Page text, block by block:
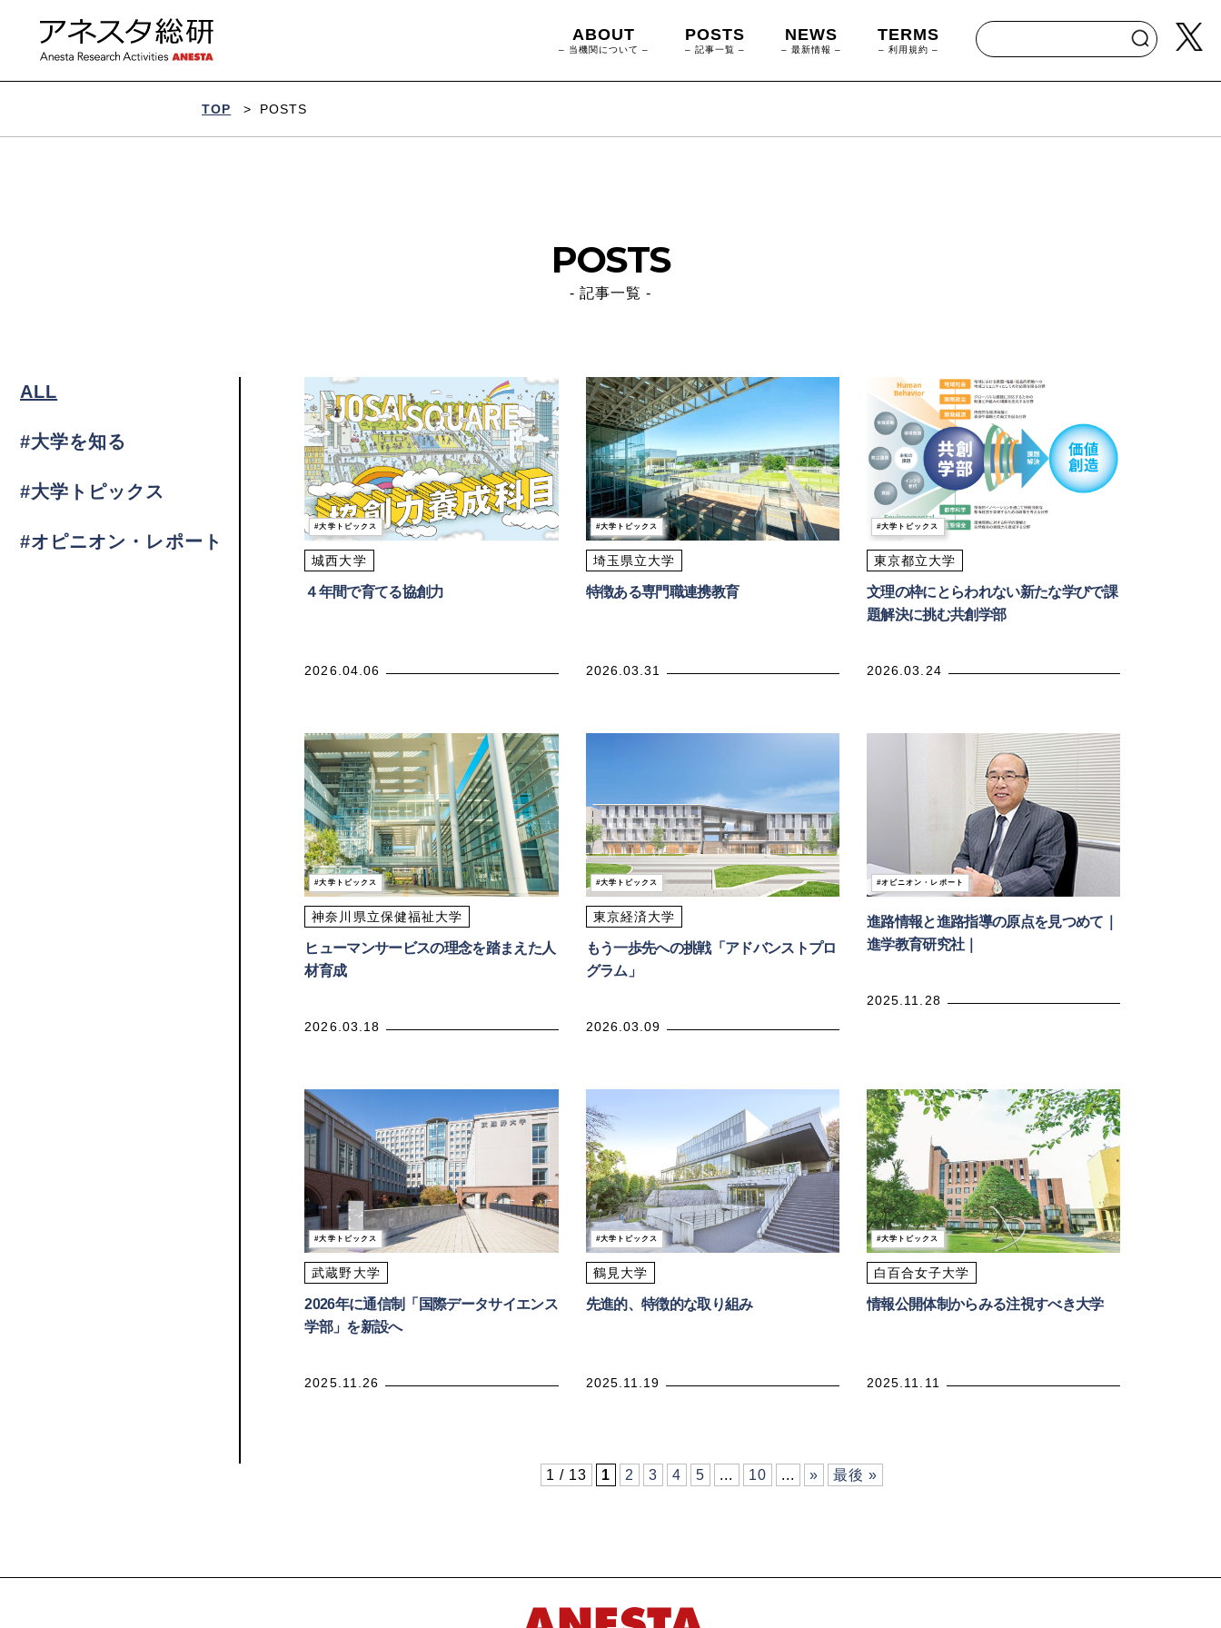
タ
ABOUT
– 当機関について –
POSTS
– 記事一覧 –
NEWS
– 最新情報 –
TERMS
– 利用規約 –
TOP > POSTS
POSTS
- 記事一覧 -
ALL
#大学を知る
#大学トピックス
#オピニオン・レポート
大学トピックス
城西大学
４年間で育てる協創力
2026.04.06
大学トピックス
埼玉県立大学
特徴ある専門職連携教育
2026.03.31
大学トピックス
東京都立大学
文理の枠にとらわれない新たな学びで課
題解決に挑む共創学部
2026.03.24
大学トピックス
神奈川県立保健福祉大学
ヒューマンサービスの理念を踏まえた人
材育成
2026.03.18
大学トピックス
東京経済大学
もう一歩先への挑戦「アドバンストプロ
グラム」
2026.03.09
オピニオン・レポート
進路情報と進路指導の原点を見つめて｜
進学教育研究社｜
2025.11.28
大学トピックス
武蔵野大学
2026年に通信制「国際データサイエンス
学部」を新設へ
2025.11.26
大学トピックス
鶴見大学
先進的、特徴的な取り組み
2025.11.19
大学トピックス
白百合女子大学
情報公開体制からみる注視すべき大学
2025.11.11
1 / 13 1 2 3 4 5 ... 10 ... » 最後 »